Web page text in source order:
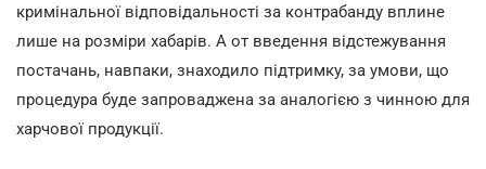
кримінальної відповідальності за контрабанду вплине
лише на розміри хабарів. А от введення відстежування
постачань, навпаки, знаходило підтримку, за умови, що
процедура буде запроваджена за аналогією з чинною для
харчової продукції.